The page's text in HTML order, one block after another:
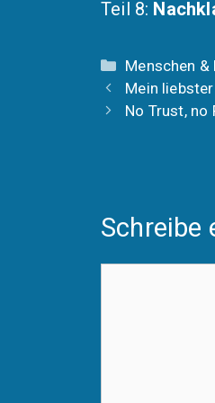
Teil 8:
Kategorien
Menschen &
Mein
No Trust, no
Schreibe